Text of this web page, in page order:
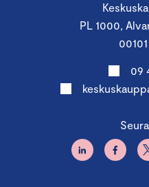
PL 1000,
09